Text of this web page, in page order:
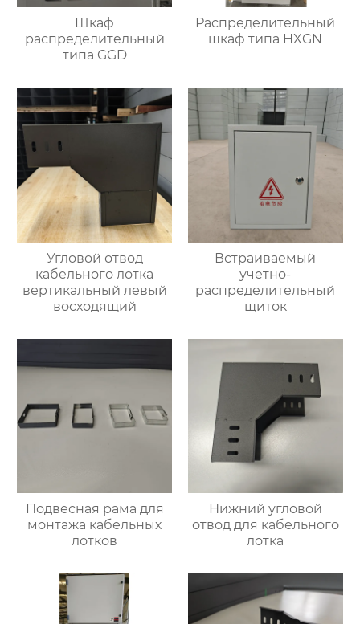
Шкаф
распределительный
типа GGD
Распределительный
шкаф типа HXGN
Угловой отвод
кабельного лотка
вертикальный левый
восходящий
Встраиваемый
учетно-
распределительный
щиток
Подвесная рама для
монтажа кабельных
лотков
Нижний угловой
отвод для кабельного
лотка